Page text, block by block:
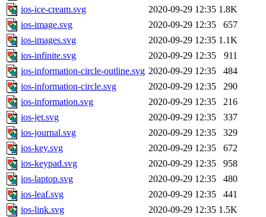
ios-ice-cream.svg
2020-09-29 12:35 1.8K
ios-image.svg
2020-09-29 12:35
657
ios-images.svg
2020-09-29 12:35 1.1K
ios-infinite.svg
2020-09-29 12:35
911
ios-information-circle-outline.svg 2020-09-29 12:35
484
ios-information-circle.svg
2020-09-29 12:35
290
ios-information.svg
2020-09-29 12:35
216
ios-jet.svg
2020-09-29 12:35
337
ios-journal.svg
2020-09-29 12:35
329
ios-key.svg
2020-09-29 12:35
672
ios-keypad.svg
2020-09-29 12:35
958
ios-laptop.svg
2020-09-29 12:35
480
ios-leaf.svg
2020-09-29 12:35
441
ios-link.svg
2020-09-29 12:35 1.5K